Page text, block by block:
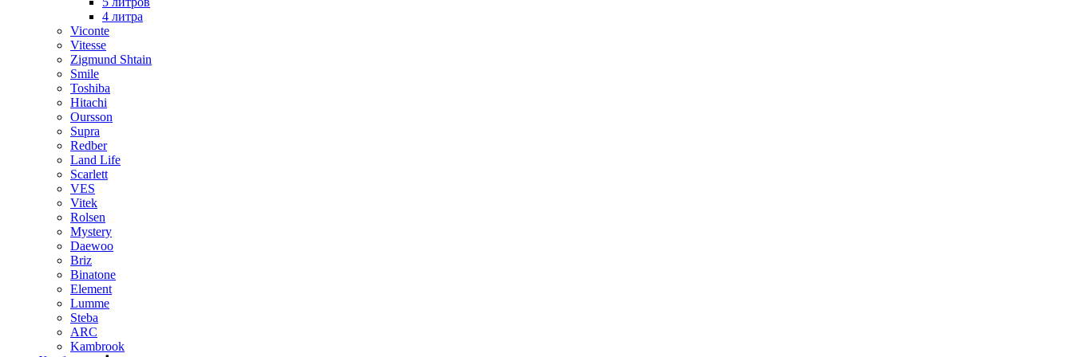
4 литра
Viconte
Vitesse
Zigmund Shtain
Smile
Toshiba
Hitachi
Oursson
Supra
Redber
Land Life
Scarlett
VES
Vitek
Rolsen
Mystery
Daewoo
Briz
Binatone
Element
Lumme
Steba
ARC
Kambrook